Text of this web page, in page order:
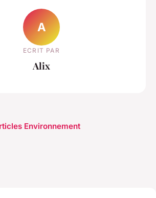
A
ECRIT PAR
Alix
Environnement